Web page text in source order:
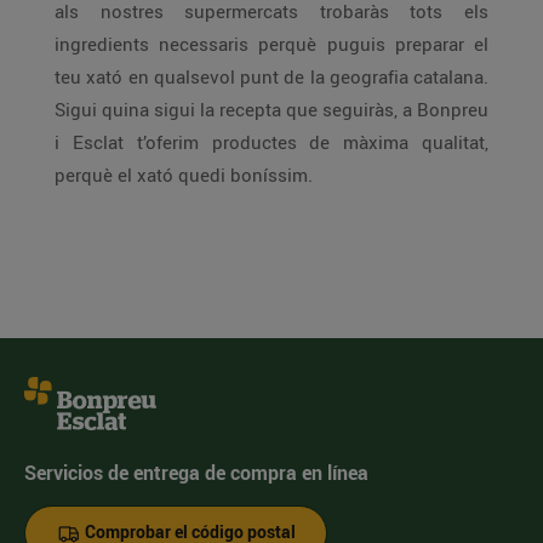
als nostres supermercats trobaràs tots els
ingredients necessaris perquè puguis preparar el
teu xató en qualsevol punt de la geografia catalana.
Sigui quina sigui la recepta que seguiràs, a Bonpreu
i Esclat t’oferim productes de màxima qualitat,
perquè el xató quedi boníssim.
Servicios de entrega de compra en línea
Comprobar el código postal